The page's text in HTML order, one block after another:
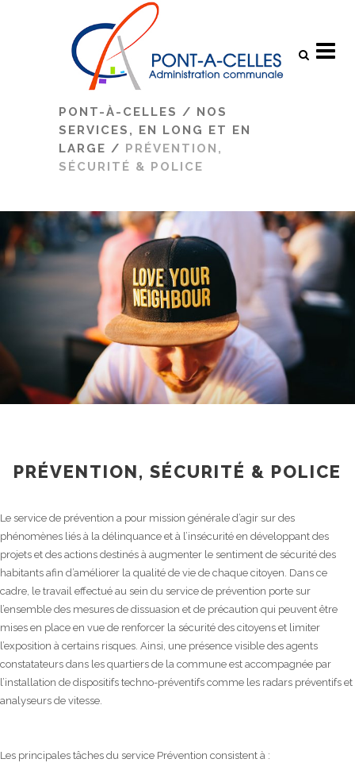
PONT-À-CELLES / NOS
SERVICES, EN LONG ET EN
LARGE / PRÉVENTION,
SÉCURITÉ & POLICE
PRÉVENTION, SÉCURITÉ & POLICE
Le service de prévention a pour mission générale d’agir sur des
phénomènes liés à la délinquance et à l’insécurité en développant des
projets et des actions destinés à augmenter le sentiment de sécurité des
habitants afin d’améliorer la qualité de vie de chaque citoyen. Dans ce
cadre, le travail effectué au sein du service de prévention porte sur
l’ensemble des mesures de dissuasion et de précaution qui peuvent être
mises en place en vue de renforcer la sécurité des citoyens et limiter
l’exposition à certains risques. Ainsi, une présence visible des agents
constatateurs dans les quartiers de la commune est accompagnée par
l’installation de dispositifs techno-préventifs comme les radars préventifs et
analyseurs de vitesse.
Les principales tâches du service Prévention consistent à :